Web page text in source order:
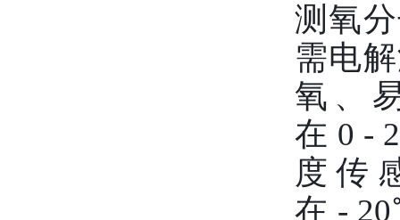
测氧
需电
氧、
在 0 -
度传
在 -